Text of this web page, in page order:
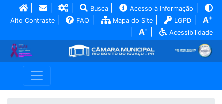
| Busca Acesso à Informação
Alto Contraste FAQ Mapa do Site LGPD A+
A- Acessibilidade